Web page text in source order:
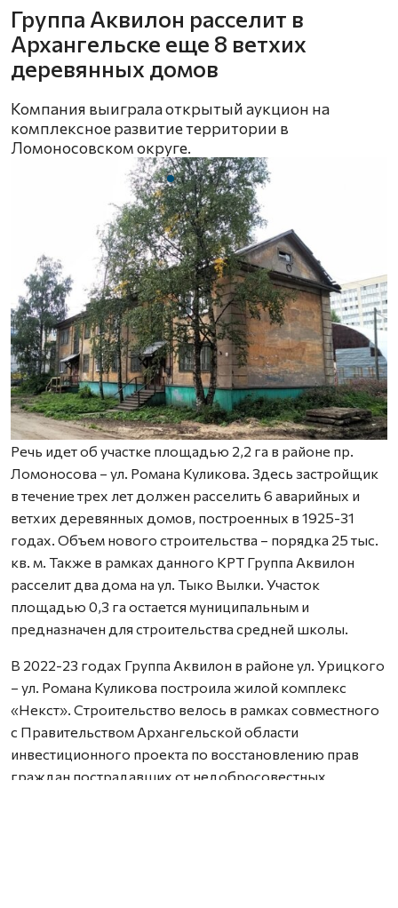
Группа Аквилон расселит в
Архангельске еще 8 ветхих
деревянных домов
Компания выиграла открытый аукцион на
комплексное развитие территории в
Ломоносовском округе.
Речь идет об участке площадью 2,2 га в районе пр.
Ломоносова – ул. Романа Куликова. Здесь застройщик
в течение трех лет должен расселить 6 аварийных и
ветхих деревянных домов, построенных в 1925-31
годах. Объем нового строительства – порядка 25 тыс.
кв. м. Также в рамках данного КРТ Группа Аквилон
расселит два дома на ул. Тыко Вылки. Участок
площадью 0,3 га остается муниципальным и
предназначен для строительства средней школы.
В 2022-23 годах Группа Аквилон в районе ул. Урицкого
– ул. Романа Куликова построила жилой комплекс
«Некст». Строительство велось в рамках совместного
с Правительством Архангельской области
инвестиционного проекта по восстановлению прав
граждан пострадавших от недобросовестных